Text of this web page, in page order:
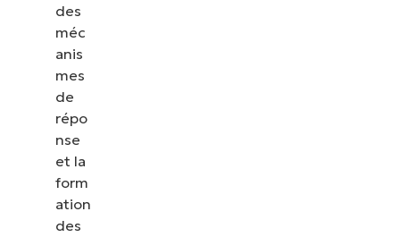
des
méc
anis
mes
de
répo
nse
et la
form
ation
des